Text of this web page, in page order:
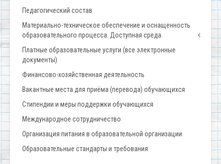
Педагогический состав
Материально-техническое обеспечение и оснащенность
образовательного процесса. Доступная среда
Платные образовательные услуги (все электронные
документы)
Финансово-хозяйственная деятельность
Вакантные места для приёма (перевода) обучающихся
Стипендии и меры поддержки обучающихся
Международное сотрудничество
Организация питания в образовательной организации
Образовательные стандарты и требования